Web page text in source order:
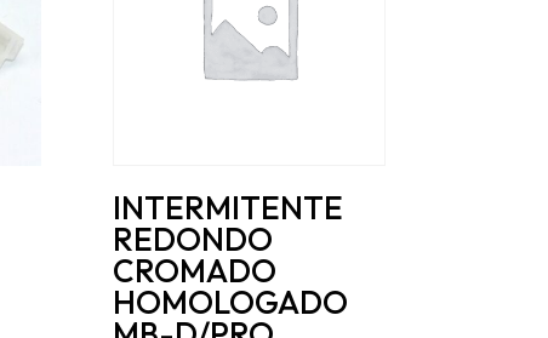
INTERMITENTE
REDONDO
CROMADO
HOMOLOGADO